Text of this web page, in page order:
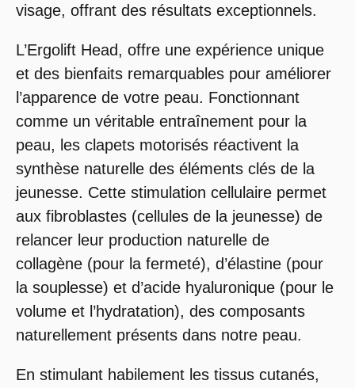
visage, offrant des résultats exceptionnels.
L’Ergolift Head, offre une expérience unique
et des bienfaits remarquables pour améliorer
l’apparence de votre peau. Fonctionnant
comme un véritable entraînement pour la
peau, les clapets motorisés réactivent la
synthèse naturelle des éléments clés de la
jeunesse. Cette stimulation cellulaire permet
aux fibroblastes (cellules de la jeunesse) de
relancer leur production naturelle de
collagène (pour la fermeté), d’élastine (pour
la souplesse) et d’acide hyaluronique (pour le
volume et l’hydratation), des composants
naturellement présents dans notre peau.
En stimulant habilement les tissus cutanés,